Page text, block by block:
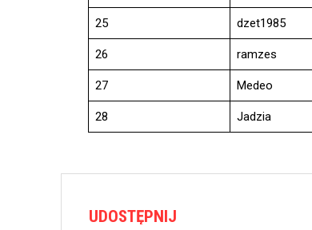
25 dzet1985
26 ramzes
27 Medeo
28 Jadzia
UDOSTĘPNIJ